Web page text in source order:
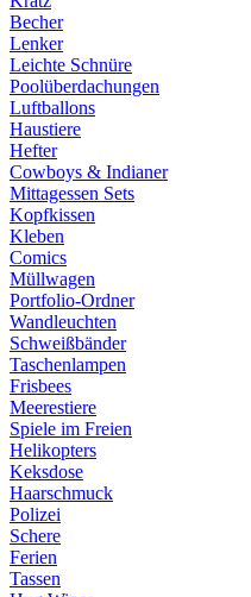
Becher
Lenker
Leichte Schnüre
Poolüberdachungen
Luftballons
Haustiere
Hefter
Cowboys & Indianer
Mittagessen Sets
Kopfkissen
Kleben
Comics
Müllwagen
Portfolio-Ordner
Wandleuchten
Schweißbänder
Taschenlampen
Frisbees
Meerestiere
Spiele im Freien
Helikopters
Keksdose
Haarschmuck
Polizei
Schere
Ferien
Tassen